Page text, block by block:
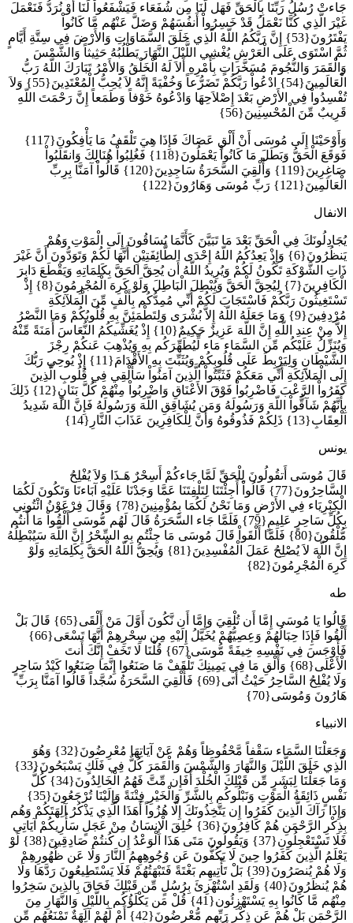
جَاءتْ رُسُلُ رَبِّنَا بِالْحَقِّ فَهَل لَّنَا مِن شُفَعَاء فَيَشْفَعُواْ لَنَا أَوْ نُرَدُّ فَنَعْمَلَ
غَيْرَ الَّذِي كُنَّا نَعْمَلُ قَدْ خَسِرُواْ أَنفُسَهُمْ وَضَلَّ عَنْهُم مَّا كَانُواْ
يَفْتَرُونَ{53} إِنَّ رَبَّكُمُ اللّهُ الَّذِي خَلَقَ السَّمَاوَاتِ وَالأَرْضَ فِي سِتَّةِ أَيَّامٍ
ثُمَّ اسْتَوَى عَلَى الْعَرْشِ يُغْشِي اللَّيْلَ النَّهَارَ يَطْلُبُهُ حَثِيثاً وَالشَّمْسَ
وَالْقَمَرَ وَالنُّجُومَ مُسَخَّرَاتٍ بِأَمْرِهِ أَلاَ لَهُ الْخَلْقُ وَالأَمْرُ تَبَارَكَ اللّهُ رَبُّ
الْعَالَمِينَ{54} ادْعُواْ رَبَّكُمْ تَضَرُّعاً وَخُفْيَةً إِنَّهُ لاَ يُحِبُّ الْمُعْتَدِينَ{55} وَلاَ
تُفْسِدُواْ فِي الأَرْضِ بَعْدَ إِصْلاَحِهَا وَادْعُوهُ خَوْفاً وَطَمَعاً إِنَّ رَحْمَتَ اللّهِ
قَرِيبٌ مِّنَ الْمُحْسِنِينَ{56}
وَأَوْحَيْنَا إِلَى مُوسَى أَنْ أَلْقِ عَصَاكَ فَإِذَا هِيَ تَلْقَفُ مَا يَأْفِكُونَ{117}
فَوَقَعَ الْحَقُّ وَبَطَلَ مَا كَانُواْ يَعْمَلُونَ{118} فَغُلِبُواْ هُنَالِكَ وَانقَلَبُواْ
صَاغِرِينَ{119} وَأُلْقِيَ السَّحَرَةُ سَاجِدِينَ{120} قَالُواْ آمَنَّا بِرِبِّ
الْعَالَمِينَ{121} رَبِّ مُوسَى وَهَارُونَ{122}
الانفال
يُجَادِلُونَكَ فِي الْحَقِّ بَعْدَ مَا تَبَيَّنَ كَأَنَّمَا يُسَاقُونَ إِلَى الْمَوْتِ وَهُمْ
يَنظُرُونَ{6} وَإِذْ يَعِدُكُمُ اللّهُ إِحْدَى الطَّائِفَتِيْنِ أَنَّهَا لَكُمْ وَتَوَدُّونَ أَنَّ غَيْرَ
ذَاتِ الشَّوْكَةِ تَكُونُ لَكُمْ وَيُرِيدُ اللّهُ أَن يُحِقَّ الحَقَّ بِكَلِمَاتِهِ وَيَقْطَعَ دَابِرَ
الْكَافِرِينَ{7} لِيُحِقَّ الْحَقَّ وَيُبْطِلَ الْبَاطِلَ وَلَوْ كَرِهَ الْمُجْرِمُونَ{8} إِذْ
تَسْتَغِيثُونَ رَبَّكُمْ فَاسْتَجَابَ لَكُمْ أَنِّي مُمِدُّكُم بِأَلْفٍ مِّنَ الْمَلآئِكَةِ
مُرْدِفِينَ{9} وَمَا جَعَلَهُ اللّهُ إِلاَّ بُشْرَى وَلِتَطْمَئِنَّ بِهِ قُلُوبُكُمْ وَمَا النَّصْرُ
إِلاَّ مِنْ عِندِ اللّهِ إِنَّ اللّهَ عَزِيزٌ حَكِيمٌ{10} إِذْ يُغَشِّيكُمُ النُّعَاسَ أَمَنَةً مِّنْهُ
وَيُنَزِّلُ عَلَيْكُم مِّن السَّمَاء مَاء لِّيُطَهِّرَكُم بِهِ وَيُذْهِبَ عَنكُمْ رِجْزَ
الشَّيْطَانِ وَلِيَرْبِطَ عَلَى قُلُوبِكُمْ وَيُثَبِّتَ بِهِ الأَقْدَامَ{11} إِذْ يُوحِي رَبُّكَ
إِلَى الْمَلآئِكَةِ أَنِّي مَعَكُمْ فَثَبِّتُواْ الَّذِينَ آمَنُواْ سَأُلْقِي فِي قُلُوبِ الَّذِينَ
كَفَرُواْ الرَّعْبَ فَاضْرِبُواْ فَوْقَ الأَعْنَاقِ وَاضْرِبُواْ مِنْهُمْ كُلَّ بَنَانٍ{12} ذَلِكَ
بِأَنَّهُمْ شَآقُّواْ اللّهَ وَرَسُولَهُ وَمَن يُشَاقِقِ اللّهَ وَرَسُولَهُ فَإِنَّ اللّهَ شَدِيدُ
الْعِقَابِ{13} ذَلِكُمْ فَذُوقُوهُ وَأَنَّ لِلْكَافِرِينَ عَذَابَ النَّارِ{14}
يونس
قَالَ مُوسَى أَتقُولُونَ لِلْحَقِّ لَمَّا جَاءكُمْ أَسِحْرٌ هَـذَا وَلاَ يُفْلِحُ
السَّاحِرُونَ{77} قَالُواْ أَجِئْتَنَا لِتَلْفِتَنَا عَمَّا وَجَدْنَا عَلَيْهِ آبَاءنَا وَتَكُونَ لَكُمَا
الْكِبْرِيَاء فِي الأَرْضِ وَمَا نَحْنُ لَكُمَا بِمُؤْمِنِينَ{78} وَقَالَ فِرْعَوْنُ ائْتُونِي
بِكُلِّ سَاحِرٍ عَلِيمٍ{79} فَلَمَّا جَاء السَّحَرَةُ قَالَ لَهُم مُّوسَى أَلْقُواْ مَا أَنتُم
مُّلْقُونَ{80} فَلَمَّا أَلْقَواْ قَالَ مُوسَى مَا جِئْتُم بِهِ السِّحْرُ إِنَّ اللّهَ سَيُبْطِلُهُ
إِنَّ اللّهَ لاَ يُصْلِحُ عَمَلَ الْمُفْسِدِينَ{81} وَيُحِقُّ اللّهُ الْحَقَّ بِكَلِمَاتِهِ وَلَوْ
كَرِهَ الْمُجْرِمُونَ{82}
طه
قَالُوا يَا مُوسَى إِمَّا أَن تُلْقِيَ وَإِمَّا أَن نَّكُونَ أَوَّلَ مَنْ أَلْقَى{65} قَالَ بَلْ
أَلْقُوا فَإِذَا حِبَالُهُمْ وَعِصِيُّهُمْ يُخَيَّلُ إِلَيْهِ مِن سِحْرِهِمْ أَنَّهَا تَسْعَى{66}
فَأَوْجَسَ فِي نَفْسِهِ خِيفَةً مُّوسَى{67} قُلْنَا لَا تَخَفْ إِنَّكَ أَنتَ
الْأَعْلَى{68} وَأَلْقِ مَا فِي يَمِينِكَ تَلْقَفْ مَا صَنَعُوا إِنَّمَا صَنَعُوا كَيْدُ سَاحِرٍ
وَلَا يُفْلِحُ السَّاحِرُ حَيْثُ أَتَى{69} فَأُلْقِيَ السَّحَرَةُ سُجَّداً قَالُوا آمَنَّا بِرَبِّ
هَارُونَ وَمُوسَى{70}
الانبياء
وَجَعَلْنَا السَّمَاء سَقْفاً مَّحْفُوظاً وَهُمْ عَنْ آيَاتِهَا مُعْرِضُونَ{32} وَهُوَ
الَّذِي خَلَقَ اللَّيْلَ وَالنَّهَارَ وَالشَّمْسَ وَالْقَمَرَ كُلٌّ فِي فَلَكٍ يَسْبَحُونَ{33}
وَمَا جَعَلْنَا لِبَشَرٍ مِّن قَبْلِكَ الْخُلْدَ أَفَإِن مِّتَّ فَهُمُ الْخَالِدُونَ{34} كُلُّ
نَفْسٍ ذَائِقَةُ الْمَوْتِ وَنَبْلُوكُم بِالشَّرِّ وَالْخَيْرِ فِتْنَةً وَإِلَيْنَا تُرْجَعُونَ{35}
وَإِذَا رَآكَ الَّذِينَ كَفَرُوا إِن يَتَّخِذُونَكَ إِلَّا هُزُواً أَهَذَا الَّذِي يَذْكُرُ آلِهَتَكُمْ وَهُم
بِذِكْرِ الرَّحْمَنِ هُمْ كَافِرُونَ{36} خُلِقَ الْإِنسَانُ مِنْ عَجَلٍ سَأُرِيكُمْ آيَاتِي
فَلَا تَسْتَعْجِلُونِ{37} وَيَقُولُونَ مَتَى هَذَا الْوَعْدُ إِن كُنتُمْ صَادِقِينَ{38} لَوْ
يَعْلَمُ الَّذِينَ كَفَرُوا حِينَ لَا يَكُفُّونَ عَن وُجُوهِهِمُ النَّارَ وَلَا عَن ظُهُورِهِمْ
وَلَا هُمْ يُنصَرُونَ{39} بَلْ تَأْتِيهِم بَغْتَةً فَتَبْهَتُهُمْ فَلَا يَسْتَطِيعُونَ رَدَّهَا وَلَا
هُمْ يُنظَرُونَ{40} وَلَقَدِ اسْتُهْزِئَ بِرُسُلٍ مِّن قَبْلِكَ فَحَاقَ بِالَّذِينَ سَخِرُوا
مِنْهُم مَّا كَانُوا بِهِ يَسْتَهْزِئُون{41} قُلْ مَن يَكْلَؤُكُم بِاللَّيْلِ وَالنَّهَارِ مِنَ
الرَّحْمَنِ بَلْ هُمْ عَن ذِكْرِ رَبِّهِم مُّعْرِضُونَ{42} أَمْ لَهُمْ آلِهَةٌ تَمْنَعُهُم مِّن